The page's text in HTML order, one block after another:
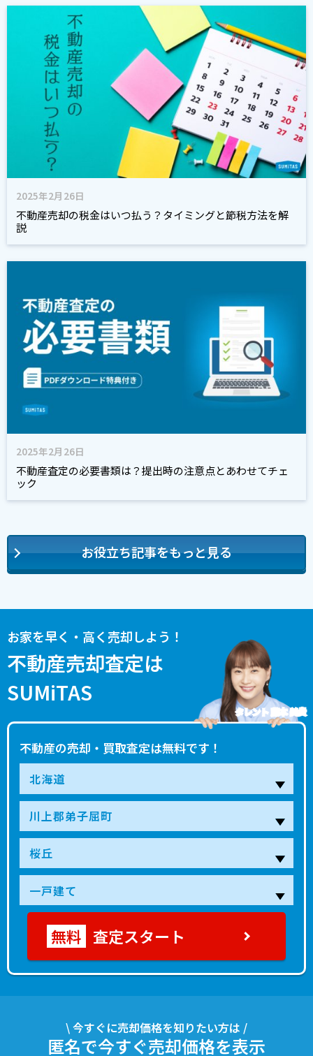
2025年2月26日
不動産売却の税金はいつ払う？タイミングと節税方法を解
説
2025年2月26日
不動産査定の必要書類は？提出時の注意点とあわせてチェ
ック
お役立ち記事をもっと見る
お家を早く・高く売却しよう！
不動産売却査定は
SUMiTAS
不動産の売却・買取査定は無料です！
タレント 藤本 美貴
査定スタート
\ 今すぐに売却価格を知りたい方は /
匿名で今すぐ売却価格を表示